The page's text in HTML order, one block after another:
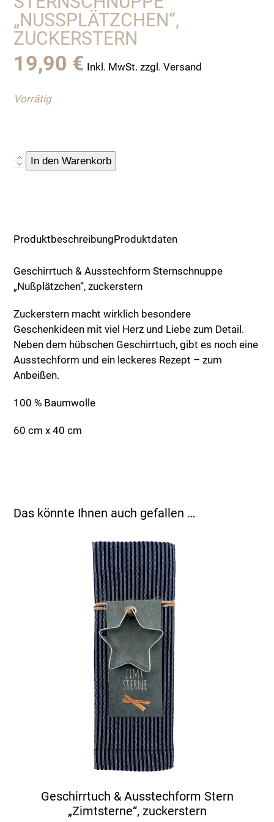
„NUSSPLÄTZCHEN“, Z
UCKERSTERN
19,90 € Inkl. MwSt. zzgl. Versand
Vorrätig
Geschirrtuch
zuckerstern
In den Warenkorb
ProduktbeschreibungProduktdaten
Geschirrtuch & Ausstechform Sternschnuppe
„Nußplätzchen“, zuckerstern
Zuckerstern macht wirklich besondere
Geschenkideen mit viel Herz und Liebe zum Detail.
Neben dem hübschen Geschirrtuch, gibt es noch eine
Ausstechform und ein leckeres Rezept – zum
Anbeißen.
100 % Baumwolle
60 cm x 40 cm
Das könnte Ihnen auch gefallen …
Geschirrtuch & Ausstechform Stern
„Zimtsterne“, zuckerstern